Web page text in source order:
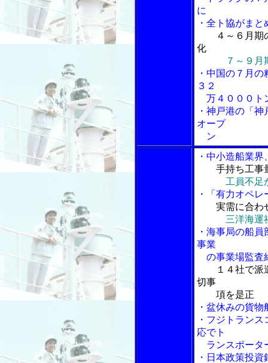
に
・全ト協がま
４～６月期
化
７～９月
・中国の７月
３２
万４０００ト
・神戸港の「
オープ
ン
・中小造船業
手持ち工事
工員不足
・「有力オペ
実需に合わ
三洋海
・海事局の船
事業
の事業場監査
１４社で
切事
項を是正
・盆休みの貨
・フジトラン
応でト
ランスポータ
・日本政策投